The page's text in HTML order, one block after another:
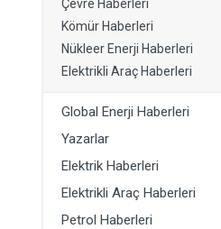
Çevre Haberleri
Kömür Haberleri
Nükleer Enerji Haberleri
Elektrikli Araç Haberleri
Global Enerji Haberleri
Yazarlar
Elektrik Haberleri
Elektrikli Araç Haberleri
Petrol Haberleri